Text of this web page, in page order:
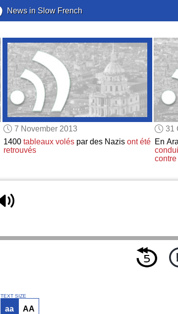
News in Slow French
7 November 2013
1400 tableaux voléspar des Nazis ont été
retrouvés
31
En
TEXT SIZE
aa AA